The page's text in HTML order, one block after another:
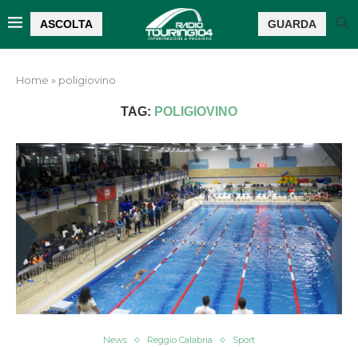
ASCOLTA GUARDA
Home » poligiovino
TAG: POLIGIOVINO
News Reggio Calabria Sport